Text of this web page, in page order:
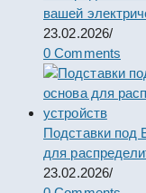
вашей
23.02.2026/
0 Comments
Подставки под
для
23.02.2026/